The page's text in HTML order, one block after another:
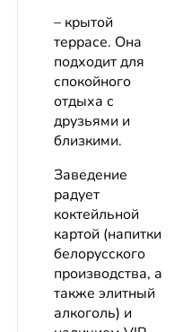
– крытой
террасе. Она
подходит для
спокойного
отдыха с
друзьями и
близкими.
Заведение
радует
коктейльной
картой (напитки
белорусского
производства, а
также элитный
алкоголь) и